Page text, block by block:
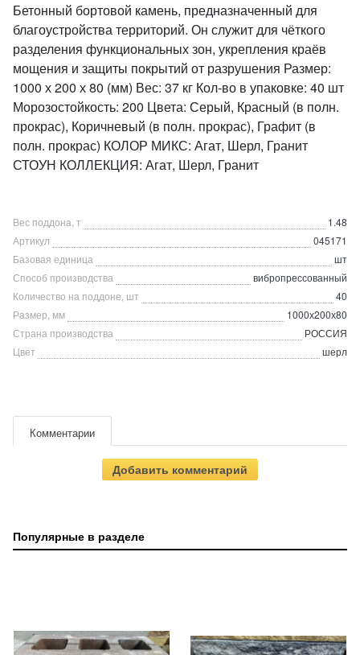
Бетонный бортовой камень, предназначенный для
благоустройства территорий. Он служит для чёткого
разделения функциональных зон, укрепления краёв
мощения и защиты покрытий от разрушения Размер:
1000 х 200 х 80 (мм) Вес: 37 кг Кол-во в упаковке: 40 шт
Морозостойкость: 200 Цвета: Серый, Красный (в полн.
прокрас), Коричневый (в полн. прокрас), Графит (в
полн. прокрас) КОЛОР МИКС: Агат, Шерл, Гранит
СТОУН КОЛЛЕКЦИЯ: Агат, Шерл, Гранит
Вес поддона, т
1.48
Артикул
045171
Базовая единица
шт
Способ производства
вибропрессованный
Количество на поддоне, шт
40
Размер, мм
1000х200х80
Страна производства
РОССИЯ
Цвет
шерл
Комментарии
Добавить комментарий
Популярные в разделе